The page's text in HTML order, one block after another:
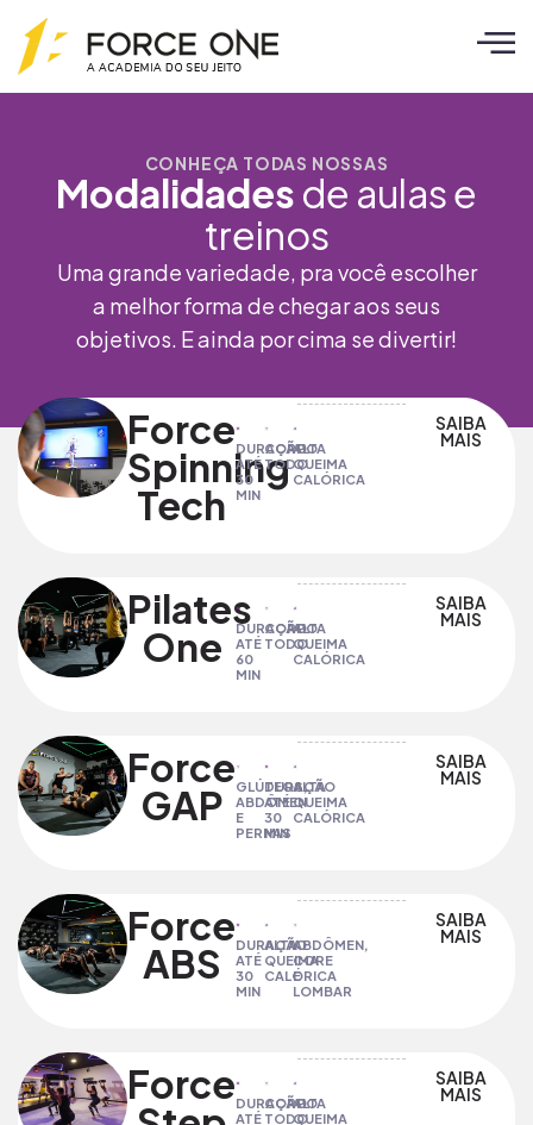
CONHEÇA TODAS NOSSAS
Modalidades de aulas e
treinos
Uma grande variedade, pra você escolher
a melhor forma de chegar aos seus
objetivos. E ainda por cima se divertir!
Force
Spinning
Tech
DURAÇÃO
ATÉ
30
MIN
CORPO
TODO
ALTA
QUEIMA
CALÓRICA
SAIBA
MAIS
Pilates
One
DURAÇÃO
ATÉ
60
MIN
CORPO
TODO
ALTA
QUEIMA
CALÓRICA
SAIBA
MAIS
Force
GAP
GLÚTEOS,
ABDÔMEN
E
PERNAS
DURAÇÃO
ATÉ
30
MIN
ALTA
QUEIMA
CALÓRICA
SAIBA
MAIS
Force
ABS
DURAÇÃO
ATÉ
30
MIN
ALTA
QUEIMA
CALÓRICA
ABDÔMEN,
CORE
E
LOMBAR
SAIBA
MAIS
ForceDURAÇÃO
ATÉ
CORPO
TODO
ALTA
QUEIMA
SAIBA
MAIS